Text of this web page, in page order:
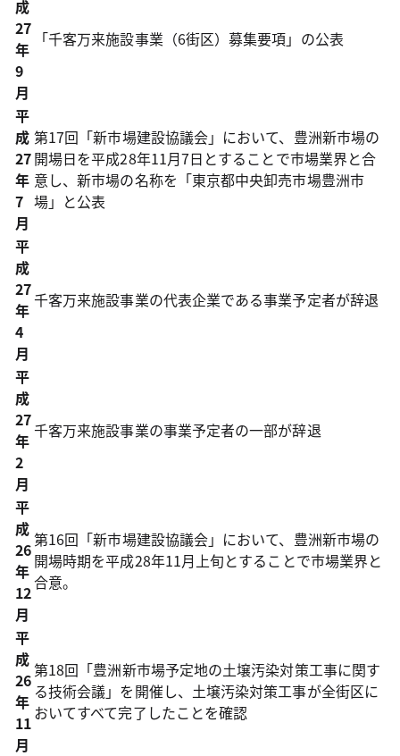
成
27
年
9
月
「千客万来施設事業（6街区）募集要項」の公表
平
成
27
年
7
月
第17回「新市場建設協議会」において、豊洲新市場の
開場日を平成28年11月7日とすることで市場業界と合
意し、新市場の名称を「東京都中央卸売市場豊洲市
場」と公表
平
成
27
年
4
月
千客万来施設事業の代表企業である事業予定者が辞退
平
成
27
年
2
月
千客万来施設事業の事業予定者の一部が辞退
平
成
26
年
12
月
第16回「新市場建設協議会」において、豊洲新市場の
開場時期を平成28年11月上旬とすることで市場業界と
合意。
平
成
26
年
11
月
第18回「豊洲新市場予定地の土壌汚染対策工事に関す
る技術会議」を開催し、土壌汚染対策工事が全街区に
おいてすべて完了したことを確認